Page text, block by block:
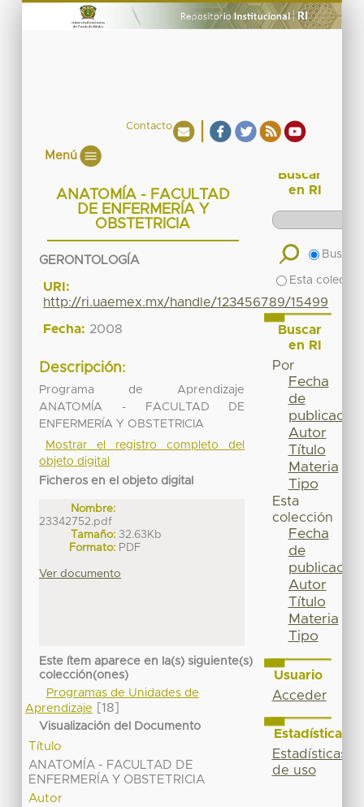
Contacto
Menú
ANATOMÍA - FACULTAD
DE ENFERMERÍA Y
OBSTETRICIA
GERONTOLOGÍA
URI:
http://ri.uaemex.mx/handle/123456789/15499
Fecha: 2008
Descripción:
Programa de Aprendizaje
ANATOMÍA - FACULTAD DE
ENFERMERÍA Y OBSTETRICIA
Mostrar el registro completo del
objeto digital
Ficheros en el objeto digital
Nombre:
23342752.pdf
Tamaño: 32.63Kb
Formato: PDF
Ver documento
Este ítem aparece en la(s) siguiente(s)
colección(ones)
Programas de Unidades de
Aprendizaje
[18]
Visualización del Documento
Título
ANATOMÍA - FACULTAD DE
ENFERMERÍA Y OBSTETRICIA
Autor
Buscar
en RI
Buscar
Esta
Buscar
en RI
Por
Fecha
de
publicación
Autor
Título
Materia
Tipo
Esta
colección
Fecha
de
publicación
Autor
Título
Materia
Tipo
Usuario
Acceder
Estadísticas
Estadísticas
de uso